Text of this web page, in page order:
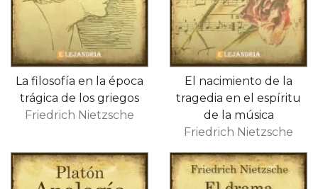
La filosofía en la época
trágica de los griegos
Friedrich Nietzsche
El nacimiento de la
tragedia en el espíritu
de la música
Friedrich Nietzsche